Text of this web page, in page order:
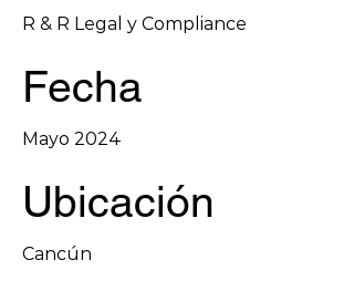
R & R Legal y Compliance
Fecha
Mayo 2024
Ubicación
Cancún